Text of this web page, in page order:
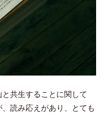
共生することに関して
読み応えがあり、とても